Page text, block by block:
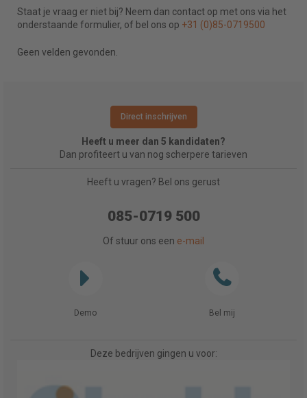
Staat je vraag er niet bij? Neem dan contact op met ons via het
onderstaande formulier, of bel ons op +31 (0)85-0719500
Geen velden gevonden.
Direct inschrijven
Heeft u meer dan 5 kandidaten?
Dan profiteert u van nog scherpere tarieven
Heeft u vragen? Bel ons gerust
085-0719 500
Of stuur ons een e-mail
Demo Bel mij
Deze bedrijven gingen u voor: